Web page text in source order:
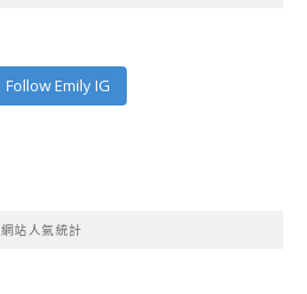
Follow Emily IG
網站人氣統計